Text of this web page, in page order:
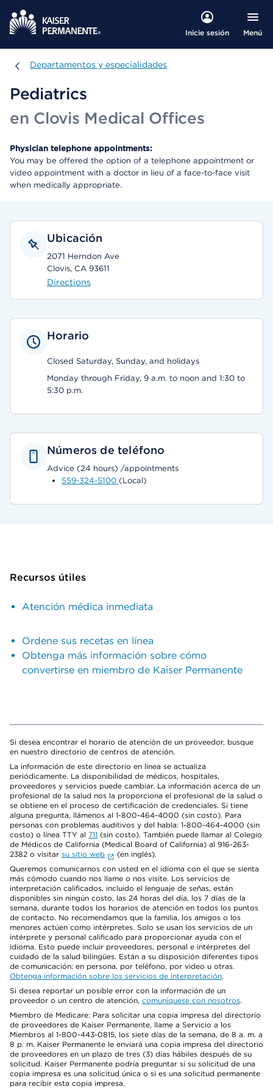
Inicie sesión Menú
Departamentos y especialidades
Departamentos y especialidades
Pediatrics
en Clovis Medical Offices
Physician telephone appointments:
You may be offered the option of a telephone appointment or
video appointment with a doctor in lieu of a face-to-face visit
when medically appropriate.
Ubicación
2071 Herndon Ave
Clovis, CA 93611
Directions
Horario
Closed Saturday, Sunday, and holidays
Monday through Friday, 9 a.m. to noon and 1:30 to
5:30 p.m.
Números de teléfono
Advice (24 hours) /appointments
559-324-5100 (Local)
Recursos útiles
Atención médica inmediata
Ordene sus recetas en línea
Obtenga más información sobre cómo
convertirse en miembro de Kaiser Permanente
Si desea encontrar el horario de atención de un proveedor, busque
en nuestro directorio de centros de atención.
La información de este directorio en línea se actualiza
periódicamente. La disponibilidad de médicos, hospitales,
proveedores y servicios puede cambiar. La información acerca de un
profesional de la salud nos la proporciona el profesional de la salud o
se obtiene en el proceso de certificación de credenciales. Si tiene
alguna pregunta, llámenos al 1-800-464-4000 (sin costo). Para
personas con problemas auditivos y del habla: 1-800-464-4000 (sin
costo) o línea TTY al 711 (sin costo). También puede llamar al Colegio
de Médicos de California (Medical Board of California) al 916-263-
2382 o visitar su sitio web
(en inglés).
Queremos comunicarnos con usted en el idioma con el que se sienta
más cómodo cuando nos llame o nos visite. Los servicios de
interpretación calificados, incluido el lenguaje de señas, están
disponibles sin ningún costo, las 24 horas del día, los 7 días de la
semana, durante todos los horarios de atención en todos los puntos
de contacto. No recomendamos que la familia, los amigos o los
menores actúen como intérpretes. Solo se usan los servicios de un
intérprete y personal calificado para proporcionar ayuda con el
idioma. Esto puede incluir proveedores, personal e intérpretes del
cuidado de la salud bilingües. Están a su disposición diferentes tipos
de comunicación: en persona, por teléfono, por video u otras.
Obtenga información sobre los servicios de interpretación.
Si desea reportar un posible error con la información de un
proveedor o un centro de atención, comuníquese con nosotros.
Miembro de Medicare: Para solicitar una copia impresa del directorio
de proveedores de Kaiser Permanente, llame a Servicio a los
Miembros al 1-800-443-0815, los siete días de la semana, de 8 a. m. a
8 p. m. Kaiser Permanente le enviará una copia impresa del directorio
de proveedores en un plazo de tres (3) días hábiles después de su
solicitud. Kaiser Permanente podría preguntar si su solicitud de una
copia impresa es una solicitud única o si es una solicitud permanente
para recibir esta copia impresa.